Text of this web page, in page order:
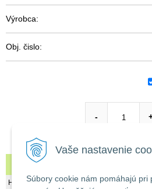
Vaše nastavenie
Súbory cookie nám pomáhajú pri
Výrobca:
Obj. čislo:
-
Napinák PVC -potrebný na
Hmotnosť